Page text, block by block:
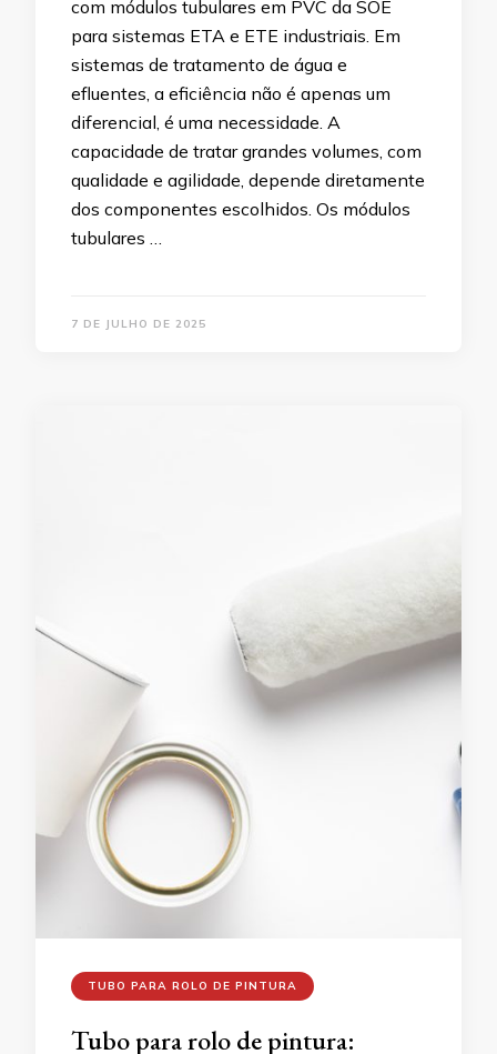
com módulos tubulares em PVC da SOE
para sistemas ETA e ETE industriais. Em
sistemas de tratamento de água e
efluentes, a eficiência não é apenas um
diferencial, é uma necessidade. A
capacidade de tratar grandes volumes, com
qualidade e agilidade, depende diretamente
dos componentes escolhidos. Os módulos
tubulares …
7 DE JULHO DE 2025
TUBO PARA ROLO DE PINTURA
Tubo para rolo de pintura: